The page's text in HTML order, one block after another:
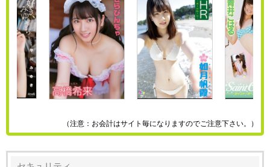
（注意：お会計はサイト毎になりますのでご注意下さい。）